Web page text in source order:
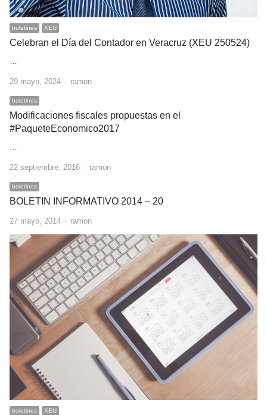
boletines XEU
Celebran el Día del Contador en Veracruz (XEU 250524)
…
29 mayo, 2024 Author
ramon
boletines
Modificaciones fiscales propuestas en el
#PaqueteEconomico2017
…
22 septiembre, 2016 Author
ramon
boletines
BOLETIN INFORMATIVO 2014 – 20
27 mayo, 2014 Author
ramon
boletines XEU